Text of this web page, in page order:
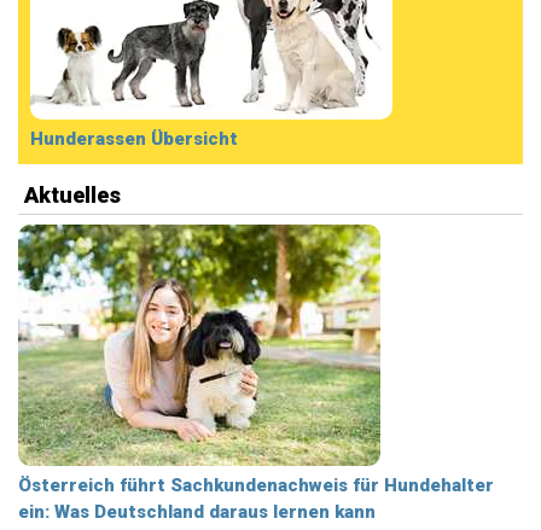
Hunderassen Übersicht
Aktuelles
Österreich führt Sachkundenachweis für Hundehalter
ein: Was Deutschland daraus lernen kann